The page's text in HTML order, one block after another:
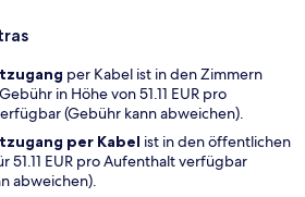
per Kabel ist in den Zimmern
in Höhe von 51.11 EUR pro
(Gebühr kann abweichen).
per Kabel ist in den öffentlichen
51.11 EUR pro Aufenthalt verfügbar
abweichen).